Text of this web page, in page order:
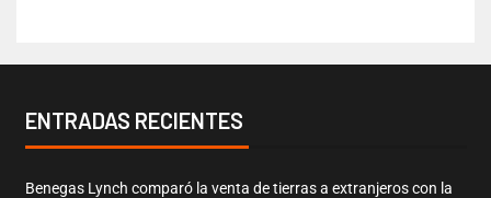
ENTRADAS RECIENTES
Benegas Lynch comparó la venta de tierras a extranjeros con la